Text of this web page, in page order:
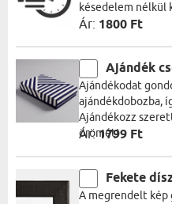
késedelem nélkül
Ár: 1800 Ft
Ajándék
Ajándékodat
ajándékdobozba,
Ajándékozz
örömét!
Ár:1799 Ft
Fekete
A megrendelt kép